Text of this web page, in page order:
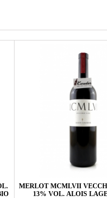
MERLOT MCMLVII
13% VOL. ALOIS